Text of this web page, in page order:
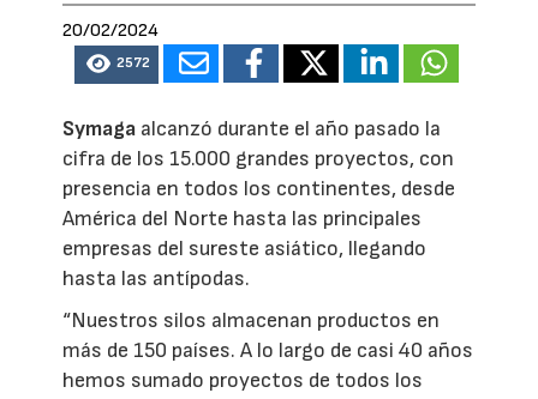
20/02/2024
2572
Symaga alcanzó durante el año pasado la
cifra de los 15.000 grandes proyectos, con
presencia en todos los continentes, desde
América del Norte hasta las principales
empresas del sureste asiático, llegando
hasta las antípodas.
“Nuestros silos almacenan productos en
más de 150 países. A lo largo de casi 40 años
hemos sumado proyectos de todos los